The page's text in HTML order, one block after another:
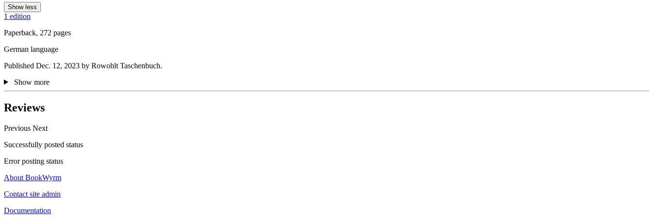
Show less
1 edition
Paperback, 272 pages
German language
Published Dec. 12, 2023 by Rowohlt Taschenbuch.
Show more
Reviews
Previous Next
Successfully posted status
Error posting status
About BookWyrm
Contact site admin
Documentation